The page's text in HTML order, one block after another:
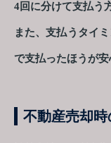
4回に分けて支払う
また、支払うタイ
で支払ったほうが安
不動産売却